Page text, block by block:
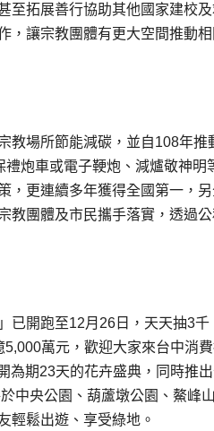
至拓展善行協助其他國家建校
，讓宗教團體有更大空間推動
教場所節能減碳，並自108年
炮車或電子鞕炮、減爐敬神
，更連續多年獲得全國第一，
教團體及市民攜手落實，透過
已開跑至12月26日，天天抽3
萬元，歡迎大家來台中消
期23天的花卉盛典，同時推
中央公園、葫蘆墩公園、鰲峰
輕鬆出遊、享受綠地。